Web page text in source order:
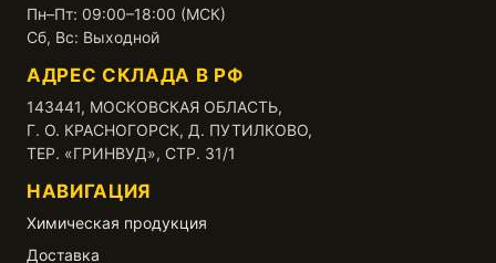
Пн–Пт: 09:00–18:00 (МСК)
Сб, Вс: Выходной
АДРЕС СКЛАДА В РФ
143441, МОСКОВСКАЯ ОБЛАСТЬ,
Г. О. КРАСНОГОРСК, Д. ПУТИЛКОВО,
ТЕР. «ГРИНВУД», СТР. 31/1
НАВИГАЦИЯ
Химическая продукция
Доставка